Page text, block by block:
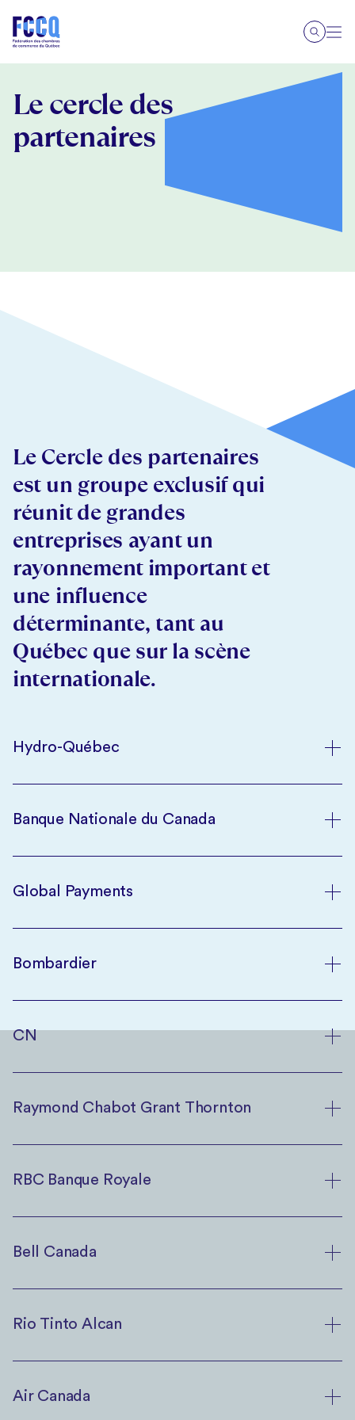
Le cercle des
partenaires
Le Cercle des partenaires
est un groupe exclusif qui
réunit de grandes
entreprises ayant un
rayonnement important et
une influence
déterminante, tant au
Québec que sur la scène
internationale.
Hydro-Québec
Banque Nationale du Canada
Global Payments
Bombardier
CN
Raymond Chabot Grant Thornton
RBC Banque Royale
Bell Canada
Rio Tinto Alcan
Air Canada